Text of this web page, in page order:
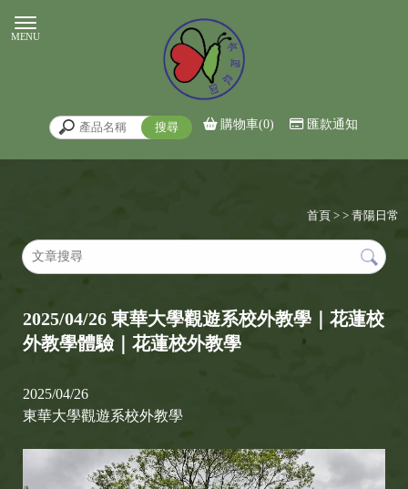
購物車(0) 匯款通知
首頁 > > 青陽日常
2025/04/26 東華大學觀遊系校外教學｜花蓮校
外教學體驗｜花蓮校外教學
2025/04/26
東華大學觀遊系校外教學